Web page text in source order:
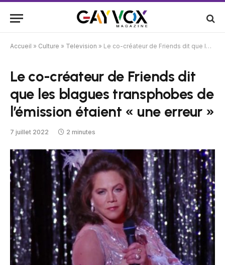
Accueil » Culture » Television » Le co-créateur de Friends dit que les blagues transphobes de l’émission étaient « une erreur »
Le co-créateur de Friends dit
que les blagues transphobes de
l’émission étaient « une erreur »
7 juillet 2022 2 minutes